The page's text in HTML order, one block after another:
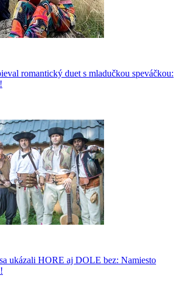
romantický duet s mladučkou speváčkou:
ukázali HORE aj DOLE bez: Namiesto